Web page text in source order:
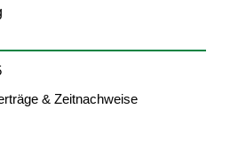
& Zeitnachweise